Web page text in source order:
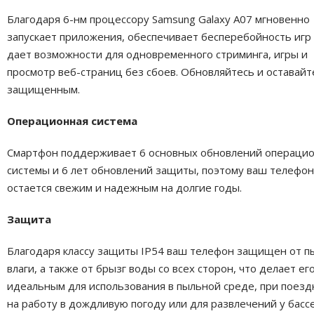
Благодаря 6-нм процессору Samsung Galaxy A07 мгновенно
запускает приложения, обеспечивает бесперебойность игр
дает возможности для одновременного стриминга, игры и
просмотр веб-страниц без сбоев. Обновляйтесь и
защищенным.
Операционная система
Смартфон поддерживает 6 основных обновлений
системы и 6 лет обновлений защиты, поэтому ваш телефон
остается свежим и надежным на долгие годы.
Защита
Благодаря классу защиты IP54 ваш телефон защищен от
влаги, а также от брызг воды со всех сторон, что делает
идеальным для использования в пыльной среде, при
на работу в дождливую погоду или для развлечений у